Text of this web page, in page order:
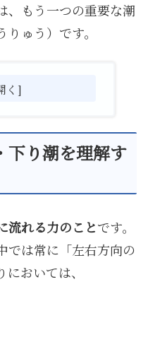
、もう一つの重要な潮
ゅう）です。
下り潮を理解す
流れる力のことです。
では常に「左右方向の
おいては、